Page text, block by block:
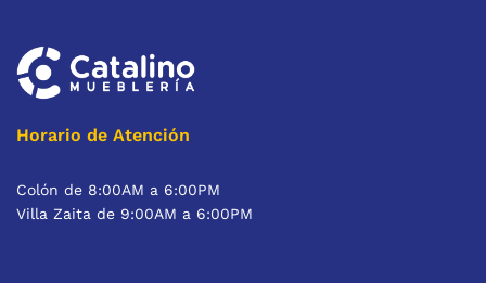
Horario de Atención
Colón de 8:00AM a 6:00PM
Villa Zaita de 9:00AM a 6:00PM